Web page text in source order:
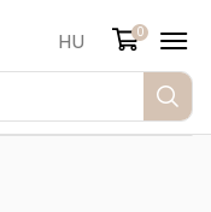
HU 0